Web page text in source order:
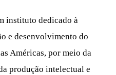
instituto dedicado à
e desenvolvimento do
Américas, por meio da
produção intelectual e